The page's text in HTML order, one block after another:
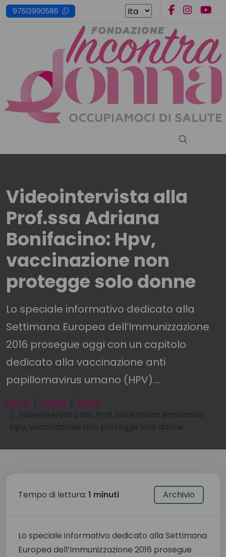
Skip
to
97513990586
Cerca nel
Videointervista alla
Prof.ssa Adriana
Bonifacino: Hpv,
vaccinazione non
protegge solo donne
Lo speciale informativo dedicato alla
Settimana Europea dell’Immunizzazione
2016 prosegue oggi con un capitolo
dedicato alla vaccinazione anti
papillomavirus umano (HPV)....
Home Media
News
Tempo di lettura: 1 minuti Archivio
Lo speciale informativo dedicato alla Settimana
Europea dell’Immunizzazione 2016 prosegue